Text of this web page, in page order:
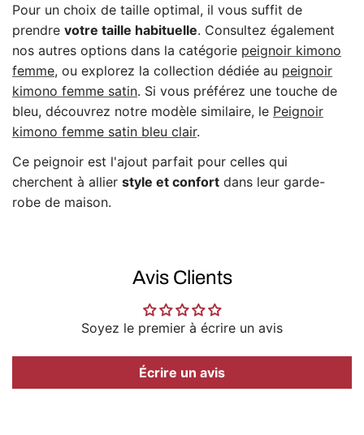
Pour un choix de taille optimal, il vous suffit de
prendre votre taille habituelle. Consultez également
nos autres options dans la catégorie peignoir kimono
femme, ou explorez la collection dédiée au peignoir
kimono femme satin. Si vous préférez une touche de
bleu, découvrez notre modèle similaire, le Peignoir
kimono femme satin bleu clair.
Ce peignoir est l'ajout parfait pour celles qui
cherchent à allier style et confort dans leur garde-
robe de maison.
Avis Clients
Soyez le premier à écrire un avis
Écrire un avis